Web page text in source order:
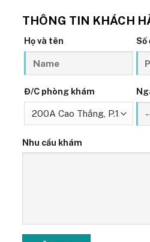
THÔNG TIN KHÁCH
Họ và tên Số
Đ/C phòng khám
Nhu cầu khám